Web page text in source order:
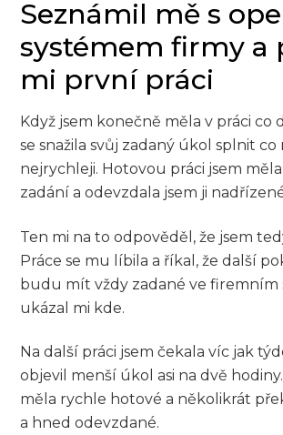
Seznámil mě s
systémem firmy a
mi první práci
Když jsem konečně měla v práci co
se snažila svůj zadaný úkol splnit co
nejrychleji. Hotovou práci jsem
zadání a odevzdala jsem ji
Ten mi na to odpověděl, že jsem
Práce se mu líbila a říkal, že další
budu mít vždy zadané ve firemním
ukázal mi kde.
Na další práci jsem čekala víc jak
objevil menší úkol asi na dvě
měla rychle hotové a několikrát
a hned odevzdané.